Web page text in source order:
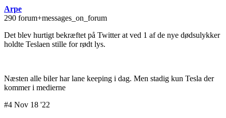
Arpe
290 forum+messages_on_forum
Det blev hurtigt bekræftet på Twitter at ved 1 af de nye dødsulykker
holdte Teslaen stille for rødt lys.
Næsten alle biler har lane keeping i dag. Men stadig kun Tesla der
kommer i medierne
#4 Nov 18 '22